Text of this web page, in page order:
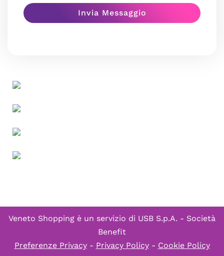
Veneto Shopping è un servizio di USB S.p.A. - Società
Benefit
Preferenze Privacy- Privacy Policy- Cookie Policy